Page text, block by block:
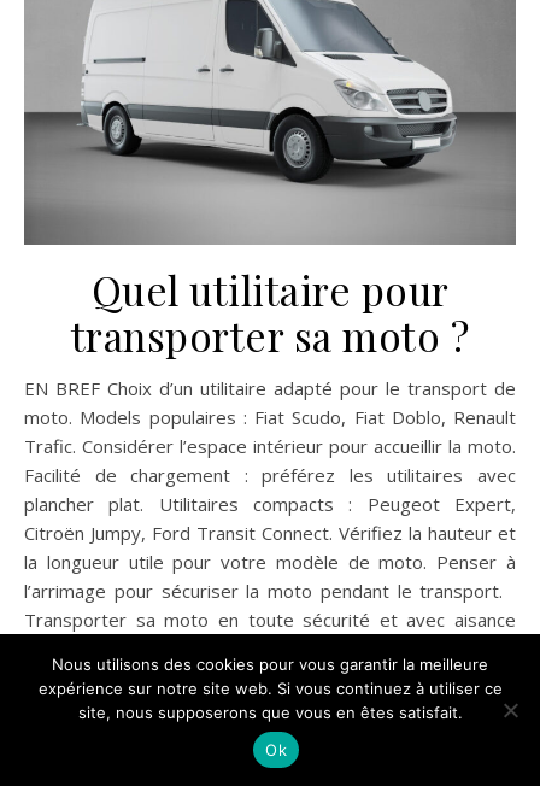
Quel utilitaire pour
transporter sa moto ?
EN BREF Choix d’un utilitaire adapté pour le transport de
moto. Models populaires : Fiat Scudo, Fiat Doblo, Renault
Trafic. Considérer l’espace intérieur pour accueillir la moto.
Facilité de chargement : préférez les utilitaires avec
plancher plat. Utilitaires compacts : Peugeot Expert,
Citroën Jumpy, Ford Transit Connect. Vérifiez la hauteur et
la longueur utile pour votre modèle de moto. Penser à
l’arrimage pour sécuriser la moto pendant le transport.
Transporter sa moto en toute sécurité et avec aisance
soyez un motard occasionnel ou un passionné de
mécanique sportive, sélectionner un…
Nous utilisons des cookies pour vous garantir la meilleure
expérience sur notre site web. Si vous continuez à utiliser ce
site, nous supposerons que vous en êtes satisfait.
Ok